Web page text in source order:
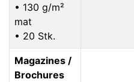
• 130 g/m²
mat
• 20 Stk.
Magazines /
Brochures